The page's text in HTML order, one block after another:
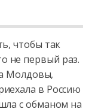
чтобы так
не первый раз.
Молдовы,
в Россию
с обманом на